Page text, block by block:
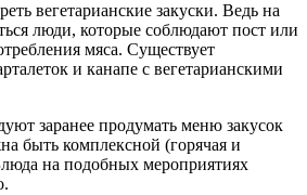
вегетарианские закуски. Ведь на
люди, которые соблюдают пост или
мяса. Существует
и канапе с вегетарианскими
заранее продумать меню закусок
быть комплексной (горячая и
на подобных мероприятиях